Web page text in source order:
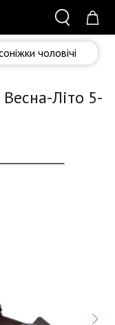
чоловічі
Весна-Літо 5-